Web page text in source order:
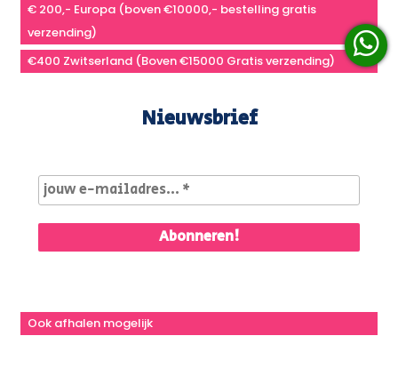
€ 200,- Europa (boven €10000,- bestelling gratis
verzending)
€400 Zwitserland (Boven €15000 Gratis verzending)
Nieuwsbrief
Ook afhalen mogelijk